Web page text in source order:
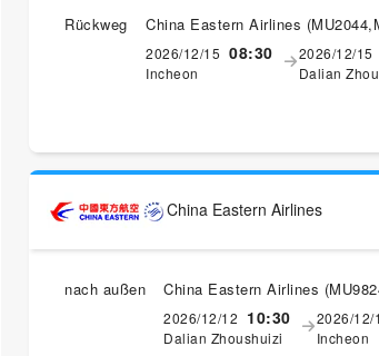
Rückweg China Eastern Airlines (
2026/12/15 08:30
Incheon
2026/12/15
Dalian
China Eastern Airlines
nach außen China Eastern Airlines (
2026/12/12 10:30
Dalian Zhoushuizi
2026/12/
Incheon